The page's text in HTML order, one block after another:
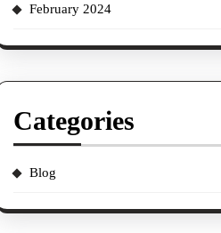
February 2024
Categories
Blog